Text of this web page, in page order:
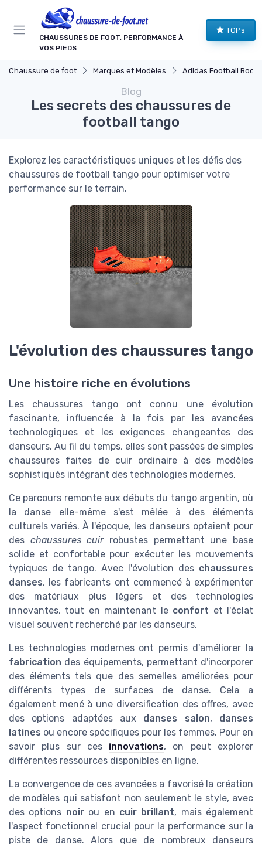
CHAUSSURES DE FOOT, PERFORMANCE À
VOS PIEDS
TOPs
Chaussure de foot Marques et Modèles Adidas Football Boots
Blog
Les secrets des chaussures de
football tango
Explorez les caractéristiques uniques et les défis des
chaussures de football tango pour optimiser votre
performance sur le terrain.
L'évolution des chaussures tango
Une histoire riche en évolutions
Les chaussures tango ont connu une évolution
fascinante, influencée à la fois par les avancées
technologiques et les exigences changeantes des
danseurs. Au fil du temps, elles sont passées de simples
chaussures faites de cuir ordinaire à des modèles
sophistiqués intégrant des technologies modernes.
Ce parcours remonte aux débuts du tango argentin, où
la danse elle-même s'est mêlée à des éléments
culturels variés. À l'époque, les danseurs optaient pour
des chaussures cuirrobustes permettant une base
solide et confortable pour exécuter les mouvements
typiques de tango. Avec l'évolution des chaussures
danses, les fabricants ont commencé à expérimenter
des matériaux plus légers et des technologies
innovantes, tout en maintenant le confort et l'éclat
visuel souvent recherché par les danseurs.
Les technologies modernes ont permis d'améliorer la
fabrication des équipements, permettant d'incorporer
des éléments tels que des semelles améliorées pour
différents types de surfaces de danse. Cela a
également mené à une diversification des offres, avec
des options adaptées aux danses salon, danses
latines ou encore spécifiques pour les femmes. Pour en
savoir plus sur ces innovations, on peut explorer
différentes ressources disponibles en ligne.
La convergence de ces avancées a favorisé la création
de modèles qui satisfont non seulement le style, avec
des options noirou en cuir brillant, mais également
l'aspect fonctionnel crucial pour la performance sur la
piste de danse. Alors que de nombreux danseurs
Panneau de gestion des cookies